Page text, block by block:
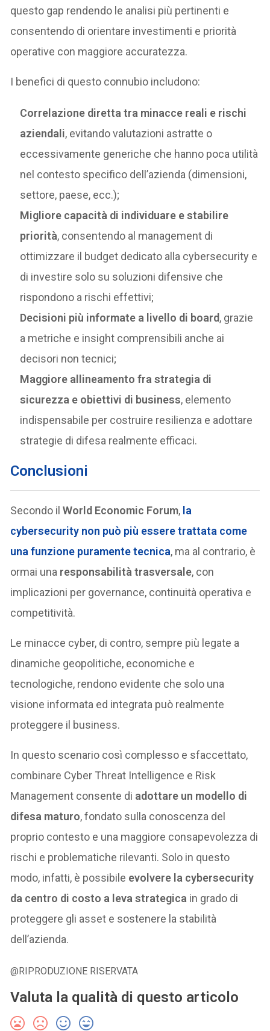
questo gap rendendo le analisi più pertinenti e
consentendo di orientare investimenti e priorità
operative con maggiore accuratezza.
I benefici di questo connubio includono:
Correlazione diretta tra minacce reali e rischi
aziendali, evitando valutazioni astratte o
eccessivamente generiche che hanno poca utilità
nel contesto specifico dell’azienda (dimensioni,
settore, paese, ecc.);
Migliore capacità di individuare e stabilire
priorità, consentendo al management di
ottimizzare il budget dedicato alla cybersecurity e
di investire solo su soluzioni difensive che
rispondono a rischi effettivi;
Decisioni più informate a livello di board, grazie
a metriche e insight comprensibili anche ai
decisori non tecnici;
Maggiore allineamento fra strategia di
sicurezza e obiettivi di business, elemento
indispensabile per costruire resilienza e adottare
strategie di difesa realmente efficaci.
Conclusioni
Secondo ilWorld Economic Forum, la
cybersecurity non può più essere trattata come
una funzione puramente tecnica, ma al contrario, è
ormai una responsabilità trasversale, con
implicazioni per governance, continuità operativa e
competitività.
Le minacce cyber, di contro, sempre più legate a
dinamiche geopolitiche, economiche e
tecnologiche, rendono evidente che solo una
visione informata ed integrata può realmente
proteggere il business.
In questo scenario così complesso e sfaccettato,
combinare Cyber Threat Intelligence e Risk
Management consente di adottare un modello di
difesa maturo, fondato sulla conoscenza del
proprio contesto e una maggiore consapevolezza di
rischi e problematiche rilevanti. Solo in questo
modo, infatti, è possibile evolvere la cybersecurity
da centro di costo a leva strategica in grado di
proteggere gli asset e sostenere la stabilità
dell’azienda.
@RIPRODUZIONE RISERVATA
Valuta la qualità di questo articolo